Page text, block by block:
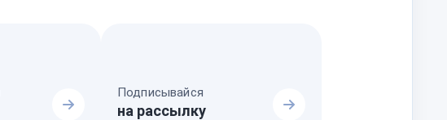
Подписывайся
на рассылку